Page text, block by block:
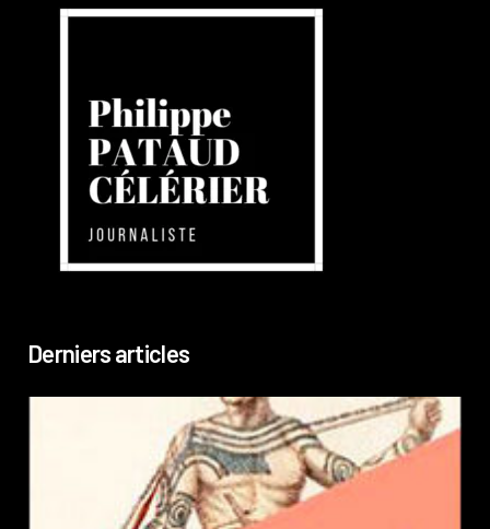
Derniers articles